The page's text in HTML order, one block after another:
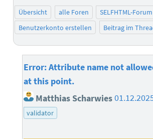
Übersicht alle Foren SELFHTML-Forum
Benutzerkonto erstellen
Beitrag im
Error: Attribute name not
at this point.
Matthias Scharwies
validator